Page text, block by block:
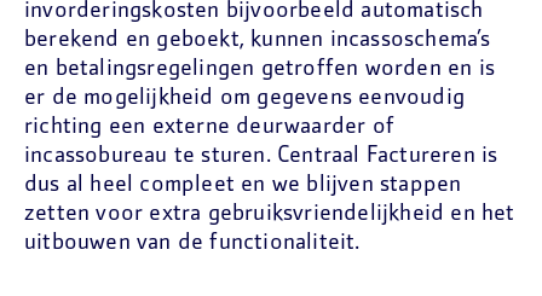
invorderingskosten bijvoorbeeld automatisch
berekend en geboekt, kunnen incassoschema’s
en betalingsregelingen getroffen worden en is
er de mogelijkheid om gegevens eenvoudig
richting een externe deurwaarder of
incassobureau te sturen. Centraal Factureren is
dus al heel compleet en we blijven stappen
zetten voor extra gebruiksvriendelijkheid en het
uitbouwen van de functionaliteit.